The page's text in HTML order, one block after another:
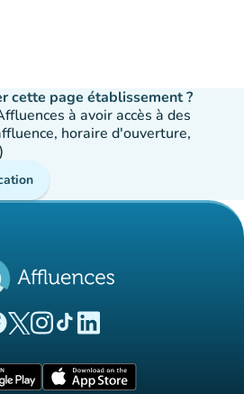
cette page établissement ?
à avoir accès à des
horaire d'ouverture,
(nouvel onglet)
(nouvel onglet)
(nouvel onglet)
(nouvel onglet)
(nouvel onglet)